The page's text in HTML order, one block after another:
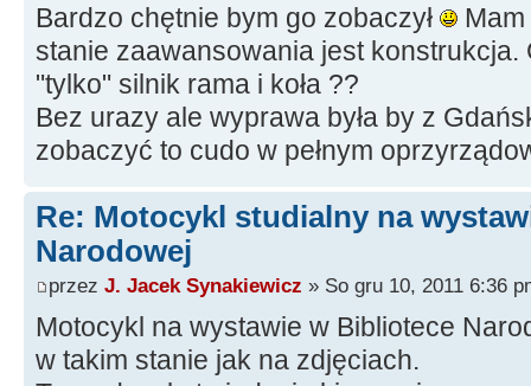
Bardzo chętnie bym go zobaczył
stanie zaawansowania jest konstrukcja.
"tylko" silnik rama i koła ??
Bez urazy ale wyprawa była by z
zobaczyć to cudo w pełnym
Re: Motocykl studialny na
Narodowej
przez J. Jacek Synakiewicz » So gru 10, 2011 6:36
Motocykl na wystawie w Bibliotece
w takim stanie jak na zdjęciach.